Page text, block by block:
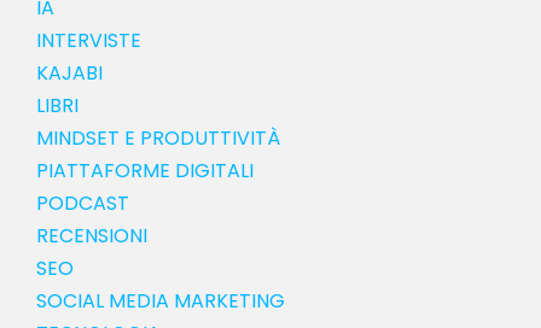
IA
INTERVISTE
KAJABI
LIBRI
MINDSET E PRODUTTIVITÀ
PIATTAFORME DIGITALI
PODCAST
RECENSIONI
SEO
SOCIAL MEDIA MARKETING